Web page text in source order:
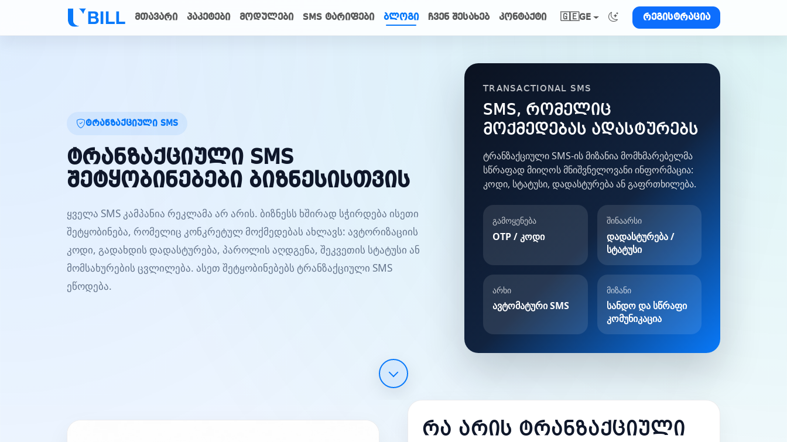
მთავარი პაკეტები მოდულები SMS ტარიფები ბლოგი ჩვენ შესახებ კონტაქტი 🇬🇪GE რეგისტრაცია
ტრანზაქციული SMS
ტრანზაქციული SMS
შეტყობინებები ბიზნესისთვის
ყველა SMS კამპანია რეკლამა არ არის. ბიზნესს ხშირად სჭირდება ისეთი
შეტყობინება, რომელიც კონკრეტულ მოქმედებას ახლავს: ავტორიზაციის
კოდი, გადახდის დადასტურება, პაროლის აღდგენა, შეკვეთის სტატუსი ან
მომსახურების ცვლილება. ასეთ შეტყობინებებს ტრანზაქციული SMS
ეწოდება.
TRANSACTIONAL SMS
SMS, რომელიც
მოქმედებას ადასტურებს
ტრანზაქციული SMS-ის მიზანია მომხმარებელმა
სწრაფად მიიღოს მნიშვნელოვანი ინფორმაცია:
კოდი, სტატუსი, დადასტურება ან გაფრთხილება.
გამოყენება
OTP / კოდი
შინაარსი
დადასტურება /
სტატუსი
არხი
ავტომატური SMS
მიზანი
სანდო და სწრაფი
კომუნიკაცია
რა არის ტრანზაქციული